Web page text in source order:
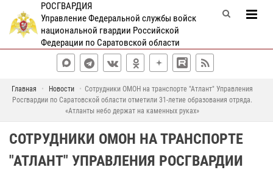
РОСГВАРДИЯ
Управление Федеральной службы войск
национальной гвардии Российской
Федерации по Саратовской области
Главная Новости
Сотрудники ОМОН на транспорте "Атлант" Управления
Росгвардии по Саратовской области отметили 31-летие образования отряда.
«Атланты небо держат на каменных руках»
СОТРУДНИКИ ОМОН НА ТРАНСПОРТЕ
"АТЛАНТ" УПРАВЛЕНИЯ РОСГВАРДИИ